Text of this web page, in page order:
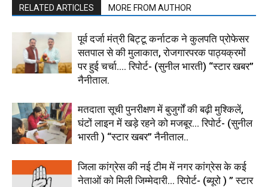
RELATED ARTICLES MORE FROM AUTHOR
पूर्व दर्जा मंत्री बिट्टू कर्नाटक ने कुलपति प्रोफेसर
सतपाल से की मुलाकात, रोजगारपरक पाठ्यक्रमों
पर हुई चर्चा…. रिपोर्ट- (सुनील भारती) “स्टार खबर”
नैनीताल.
मतदाता सूची पुनरीक्षण में बुजुर्गों की बढ़ी मुश्किलें,
घंटों लाइन में खड़े रहने को मजबूर… रिपोर्ट- (सुनील
भारती ) “स्टार खबर” नैनीताल..
जिला कांग्रेस की नई टीम में नगर कांग्रेस के कई
नेताओं को मिली जिम्मेदारी… रिपोर्ट- (ब्यूरो ) ” स्टार